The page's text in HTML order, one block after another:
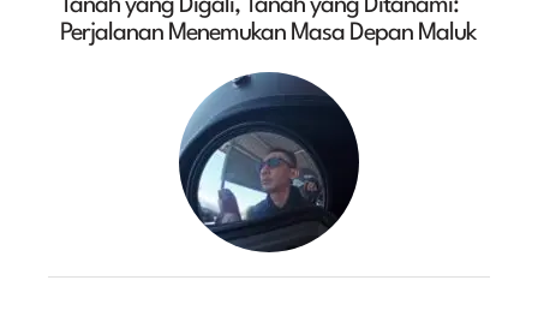
Tanah yang Digali, Tanah yang Ditanami:
Perjalanan Menemukan Masa Depan Maluk